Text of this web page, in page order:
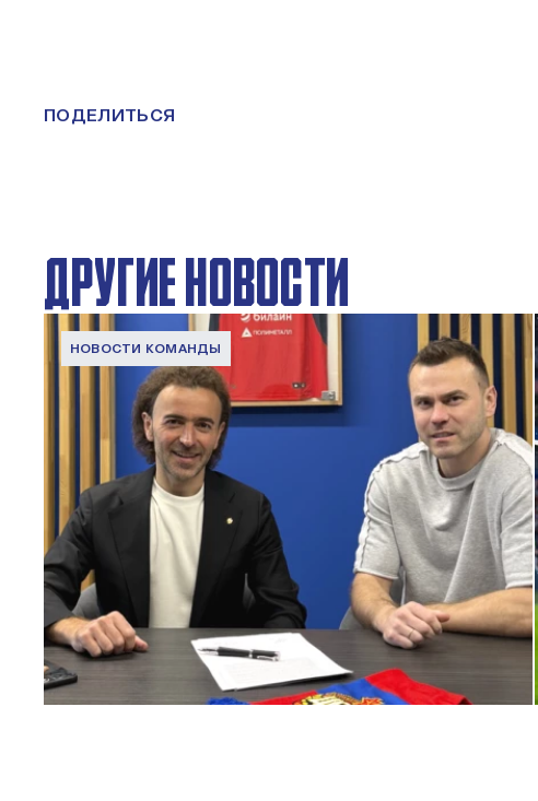
ПОДЕЛИТЬСЯ
ДРУГИЕ НОВОСТИ
НОВОСТИ КОМАНДЫ
Капитан – с нами!
2 ИЮНЯ 2026 12:55